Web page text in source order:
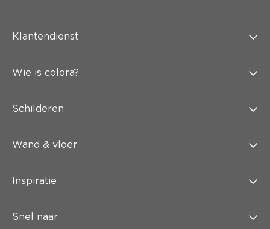
Klantendienst
Wie is colora?
Schilderen
Wand & vloer
Inspiratie
Snel naar